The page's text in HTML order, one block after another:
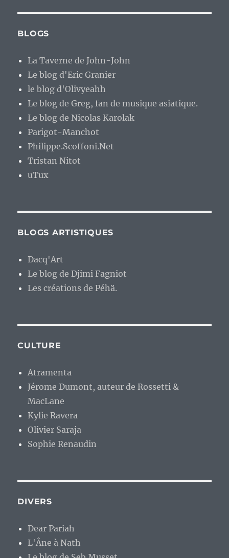
BLOGS
La Taverne de John-John
Le blog d'Eric Granier
le blog d'Olivyeahh
Le blog de Greg, fan de musique asiatique.
Le blog de Nicolas Karolak
Parigot-Manchot
Philippe.Scoffoni.Net
Tristan Nitot
uTux
BLOGS ARTISTIQUES
Dacq'Art
Le blog de Djimi Fagniot
Les créations de Péhä.
CULTURE
Atramenta
Jérome Dumont, auteur de Rossetti &
MacLane
Kylie Ravera
Olivier Saraja
Sophie Renaudin
DIVERS
Dear Pariah
L'Âne à Nath